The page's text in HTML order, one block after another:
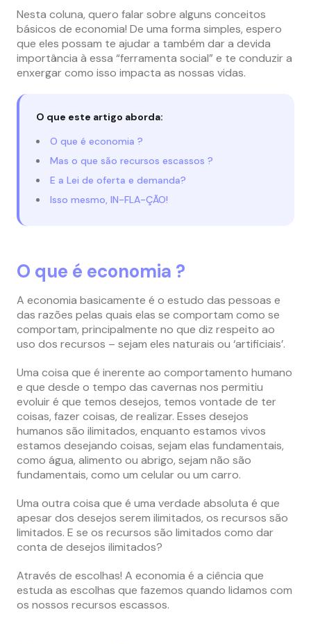
Nesta coluna, quero falar sobre alguns conceitos
básicos de economia! De uma forma simples, espero
que eles possam te ajudar a também dar a devida
importância à essa “ferramenta social” e te conduzir a
enxergar como isso impacta as nossas vidas.
O que este artigo aborda:
O que é economia ?
Mas o que são recursos escassos ?
E a Lei de oferta e demanda?
Isso mesmo, IN-FLA-ÇÃO!
O que é economia ?
A economia basicamente é o estudo das pessoas e
das razões pelas quais elas se comportam como se
comportam, principalmente no que diz respeito ao
uso dos recursos – sejam eles naturais ou ‘artificiais’.
Uma coisa que é inerente ao comportamento humano
e que desde o tempo das cavernas nos permitiu
evoluir é que temos desejos, temos vontade de ter
coisas, fazer coisas, de realizar. Esses desejos
humanos são ilimitados, enquanto estamos vivos
estamos desejando coisas, sejam elas fundamentais,
como água, alimento ou abrigo, sejam não são
fundamentais, como um celular ou um carro.
Uma outra coisa que é uma verdade absoluta é que
apesar dos desejos serem ilimitados, os recursos são
limitados. E se os recursos são limitados como dar
conta de desejos ilimitados?
Através de escolhas! A economia é a ciência que
estuda as escolhas que fazemos quando lidamos com
os nossos recursos escassos.